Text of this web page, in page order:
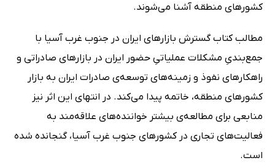
کشورهای منطقه آشنا می‌شوند.
مطالب کتاب گسترش بازارهای ایران در جنوب غرب آسیا با
جمع‌بندیِ مشکلات عملیاتیِ حضور ایران در بازارهای صادراتی و
راهکارهای نفوذ و زمینه‌های توسعه‌ی صادرات ایران به بازار
کشورهای منطقه، خاتمه پیدا می‌کند. در انتهای این اثر نیز
منابعی برای مطالعه‌ی بیشتر خواننده‌های علاقه‌مند به
فعالیت‌های تجاری در کشورهای جنوب غرب آسیا، گنجانده شده
است.